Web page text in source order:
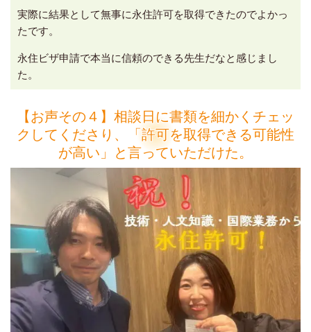
実際に結果として無事に永住許可を取得できたのでよかっ
たです。
永住ビザ申請で本当に信頼のできる先生だなと感じまし
た。
【お声その４】相談日に書類を細かくチェッ
クしてくださり、「許可を取得できる可能性
が高い」と言っていただけた。